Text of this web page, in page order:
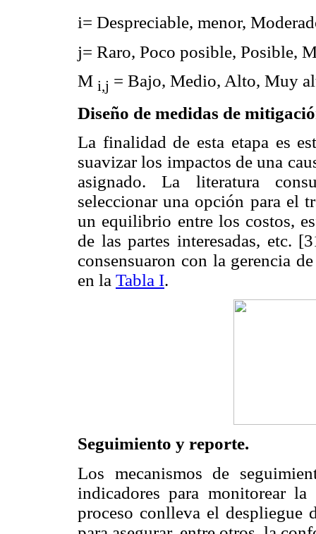
i= Despreciable, menor,
j= Raro, Poco posible, Posible,
M i,j = Bajo, Medio, Alto, Muy
Diseño de medidas de
La finalidad de esta etapa es
suavizar los impactos de una
asignado. La literatura
seleccionar una opción para el
un equilibrio entre los costos,
de las partes interesadas, etc.
consensuaron con la gerencia
en la Tabla I.
Seguimiento y reporte.
Los mecanismos de
indicadores para monitorear
proceso conlleva el